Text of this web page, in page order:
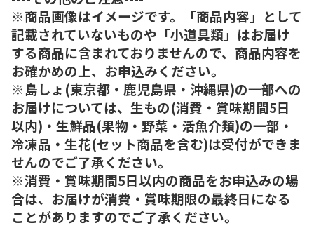
※商品画像はイメージです。「商品内容」として
記載されていないものや「小道具類」はお届け
する商品に含まれておりませんので、商品内容を
お確かめの上、お申込みください。
※島しょ(東京都・鹿児島県・沖縄県)の一部への
お届けについては、生もの(消費・賞味期間5日
以内)・生鮮品(果物・野菜・活魚介類)の一部・
冷凍品・生花(セット商品を含む)は受付ができま
せんのでご了承ください。
※消費・賞味期間5日以内の商品をお申込みの場
合は、お届けが消費・賞味期限の最終日になる
ことがありますのでご了承ください。